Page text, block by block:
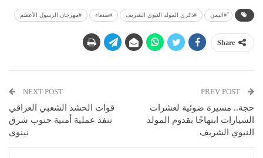
ً#اليمن #ذكرى المولد النبوي الشريف #مهرجان الرسول الأعظم
Share
حجة.. مسيرة ضوئية لعشرات
السيارات ابتهاجًا بقدوم المولد
النبوي الشريف
NEXT POST
قوات الحشد الشعبي العراقي
تنفذ عملية أمنية جنوب شرق
نينوى